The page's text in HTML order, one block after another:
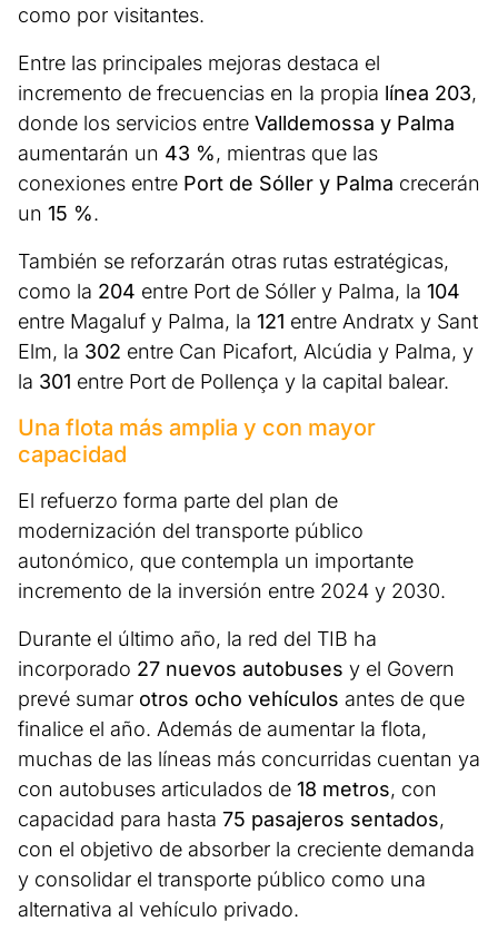
como por visitantes.
Entre las principales mejoras destaca el
incremento de frecuencias en la propia línea 203,
donde los servicios entre Valldemossa y Palma
aumentarán un 43 %, mientras que las
conexiones entre Port de Sóller y Palma crecerán
un 15 %.
También se reforzarán otras rutas estratégicas,
como la 204 entre Port de Sóller y Palma, la 104
entre Magaluf y Palma, la 121 entre Andratx y Sant
Elm, la 302 entre Can Picafort, Alcúdia y Palma, y
la 301 entre Port de Pollença y la capital balear.
Una flota más amplia y con mayor
capacidad
El refuerzo forma parte del plan de
modernización del transporte público
autonómico, que contempla un importante
incremento de la inversión entre 2024 y 2030.
Durante el último año, la red del TIB ha
incorporado 27 nuevos autobuses y el Govern
prevé sumar otros ocho vehículos antes de que
finalice el año. Además de aumentar la flota,
muchas de las líneas más concurridas cuentan ya
con autobuses articulados de 18 metros, con
capacidad para hasta 75 pasajeros sentados,
con el objetivo de absorber la creciente demanda
y consolidar el transporte público como una
alternativa al vehículo privado.